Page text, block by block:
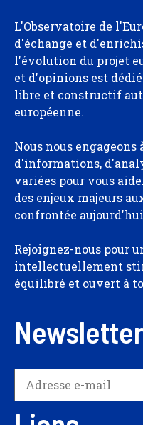
L'Observatoire de
d'échange et
l'évolution du projet
et d'opinions est
libre et constructif
européenne.
Nous nous
d'informations,
variées pour vous
des enjeux majeurs
confrontée
Rejoignez-nous pour
intellectuellement
équilibré et ouvert à
Newsletter